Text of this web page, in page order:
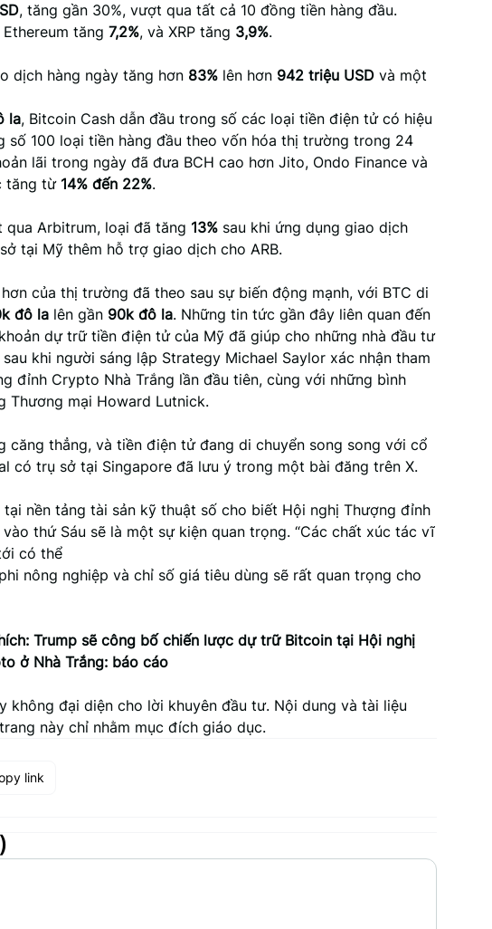
, tăng gần 30%, vượt qua tất cả 10 đồng tiền hàng đầu.
Ethereum tăng 7,2%, và XRP tăng 3,9%.
dịch hàng ngày tăng hơn 83% lên hơn 942 triệu USD và một
la, Bitcoin Cash dẫn đầu trong số các loại tiền điện tử có hiệu
số 100 loại tiền hàng đầu theo vốn hóa thị trường trong 24
lãi trong ngày đã đưa BCH cao hơn Jito, Ondo Finance và
tăng từ 14% đến 22%.
qua Arbitrum, loại đã tăng 13% sau khi ứng dụng giao dịch
tại Mỹ thêm hỗ trợ giao dịch cho ARB.
của thị trường đã theo sau sự biến động mạnh, với BTC di
đô la lên gần 90k đô la. Những tin tức gần đây liên quan đến
dự trữ tiền điện tử của Mỹ đã giúp cho những nhà đầu tư
khi người sáng lập Strategy Michael Saylor xác nhận tham
đỉnh Crypto Nhà Trắng lần đầu tiên, cùng với những bình
Thương mại Howard Lutnick.
căng thẳng, và tiền điện tử đang di chuyển song song với cổ
có trụ sở tại Singapore đã lưu ý trong một bài đăng trên X.
tại nền tảng tài sản kỹ thuật số cho biết Hội nghị Thượng đỉnh
thứ Sáu sẽ là một sự kiện quan trọng. “Các chất xúc tác vĩ
có thể
nông nghiệp và chỉ số giá tiêu dùng sẽ rất quan trọng cho
Trump sẽ công bố chiến lược dự trữ Bitcoin tại Hội nghị
ở Nhà Trắng: báo cáo
không đại diện cho lời khuyên đầu tư. Nội dung và tài liệu
này chỉ nhằm mục đích giáo dục.
link
)